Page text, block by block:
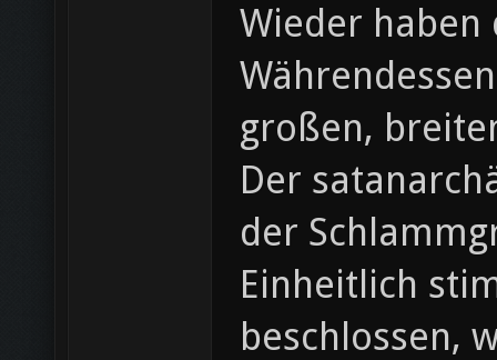
Wieder haben
großen,
Der
der
Einheitlich
beschlossen,